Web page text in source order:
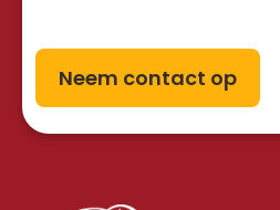
Neem contact op